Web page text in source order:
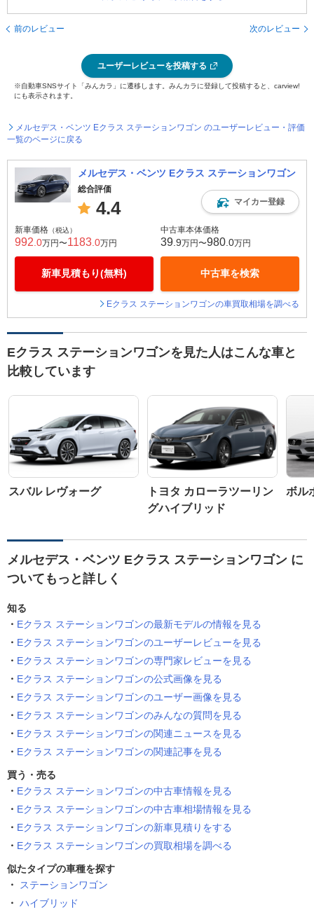
前のレビュー 次のレビュー
ユーザーレビューを投稿する
※自動車SNSサイト「みんカラ」に遷移します。みんカラに登録して投稿すると、carview!
にも表示されます。
メルセデス・ベンツ Eクラス ステーションワゴン のユーザーレビュー・評価
一覧のページに戻る
メルセデス・ベンツ Eクラス ステーションワゴン
総合評価
4.4 マイカー登録
新車価格 （税込）
992 .0万円〜1183 .0万円
新車見積もり(無料)
中古車本体価格
39 .9万円〜980 .0万円
中古車を検索
Eクラス ステーションワゴンの車買取相場を調べる
Eクラス ステーションワゴンを見た人はこんな車と
比較しています
スバル レヴォーグ
トヨタ カローラツーリン
グハイブリッド
ボル
メルセデス・ベンツ Eクラス ステーションワゴン に
ついてもっと詳しく
知る
Eクラス ステーションワゴンの最新モデルの情報を見る
Eクラス ステーションワゴンのユーザーレビューを見る
Eクラス ステーションワゴンの専門家レビューを見る
Eクラス ステーションワゴンの公式画像を見る
Eクラス ステーションワゴンのユーザー画像を見る
Eクラス ステーションワゴンのみんなの質問を見る
Eクラス ステーションワゴンの関連ニュースを見る
Eクラス ステーションワゴンの関連記事を見る
買う・売る
Eクラス ステーションワゴンの中古車情報を見る
Eクラス ステーションワゴンの中古車相場情報を見る
Eクラス ステーションワゴンの新車見積りをする
Eクラス ステーションワゴンの買取相場を調べる
似たタイプの車種を探す
ステーションワゴン
ハイブリッド